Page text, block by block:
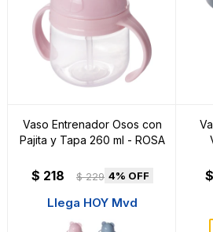
Vaso Entrenador Osos con
Pajita y Tapa 260 ml - ROSA
$ 218 $ 229 4
Llega HOY Mvd
$